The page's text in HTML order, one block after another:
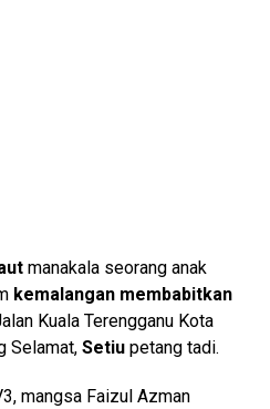
manakala seorang anak
kemalangan membabitkan
Kuala Terengganu Kota
Selamat, Setiu petang tadi.
mangsa Faizul Azman